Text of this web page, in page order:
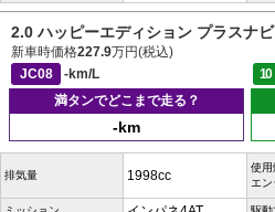
2.0 ハッピーエディション プラスナビ
新車時価格227.9万円(税込)
JC08
-km/L 10
満タンでどこまで走る？
-km
排気量 1998cc
使用
エン